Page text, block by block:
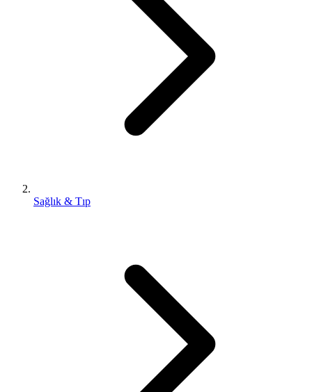
Sağlık & Tıp